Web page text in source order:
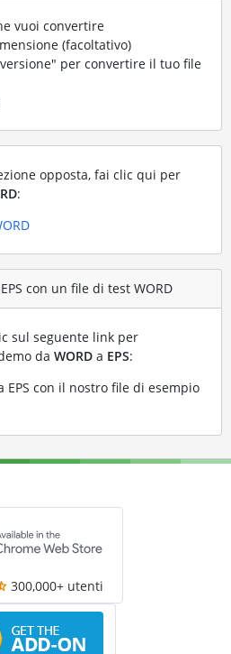
vuoi convertire
(facoltativo)
per convertire il tuo file
opposta, fai clic qui per
:
con un file di test WORD
sul seguente link per
da WORDa EPS:
EPS con il nostro file di esempio
300,000+ utenti